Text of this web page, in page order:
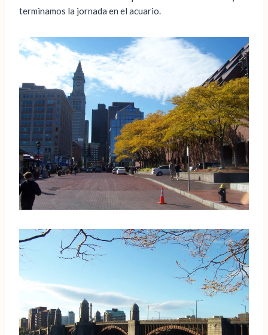
terminamos la jornada en el acuario.